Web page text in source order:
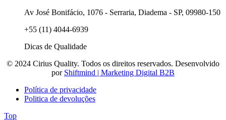
Av José Bonifácio, 1076 - Serraria, Diadema - SP, 09980-150
+55 (11) 4044-6939
Dicas de Qualidade
© 2024 Cirius Quality. Todos os direitos reservados. Desenvolvido
por Shiftmind | Marketing Digital B2B
Política de privacidade
Politica de devoluções
Top